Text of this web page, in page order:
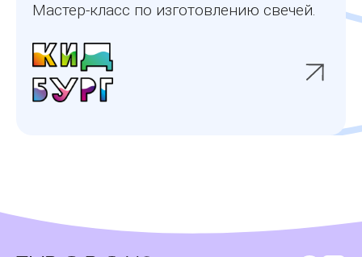
Мастер-класс по изготовлению свечей.